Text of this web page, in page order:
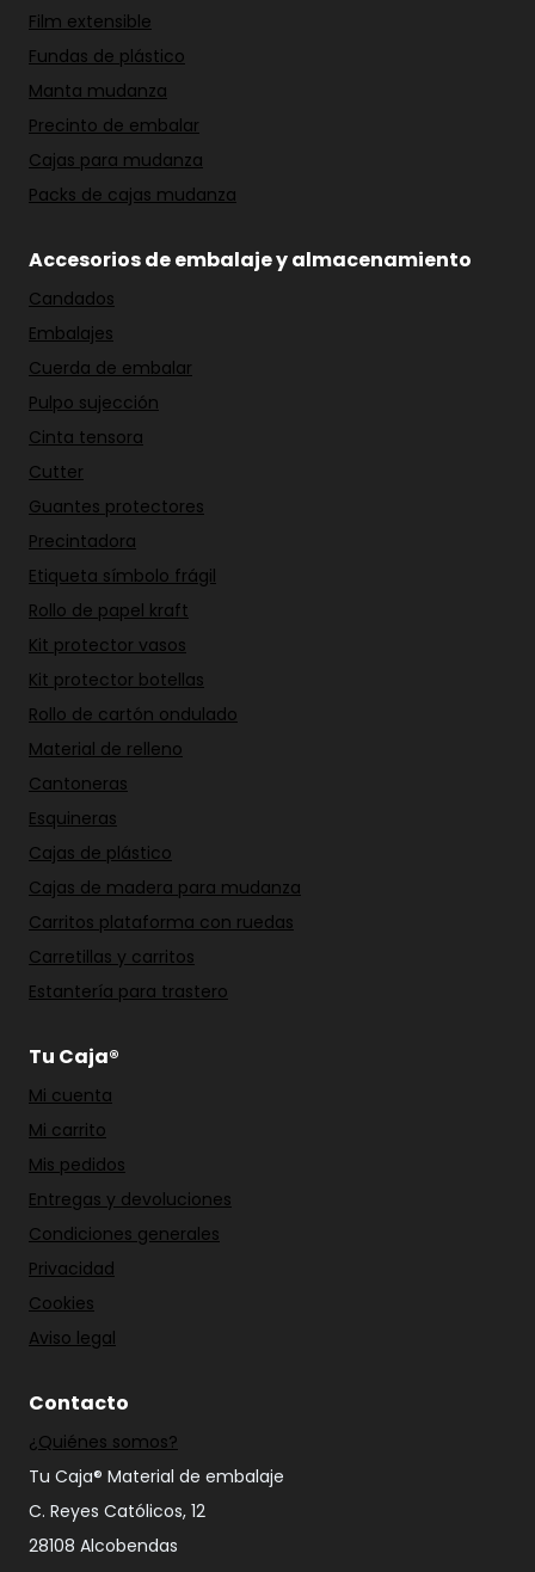
Film extensible
Fundas de plástico
Manta mudanza
Precinto de embalar
Cajas para mudanza
Packs de cajas mudanza
Accesorios de embalaje y almacenamiento
Candados
Embalajes
Cuerda de embalar
Pulpo sujección
Cinta tensora
Cutter
Guantes protectores
Precintadora
Etiqueta símbolo frágil
Rollo de papel kraft
Kit protector vasos
Kit protector botellas
Rollo de cartón ondulado
Material de relleno
Cantoneras
Esquineras
Cajas de plástico
Cajas de madera para mudanza
Carritos plataforma con ruedas
Carretillas y carritos
Estantería para trastero
Tu Caja®
Mi cuenta
Mi carrito
Mis pedidos
Entregas y devoluciones
Condiciones generales
Privacidad
Cookies
Aviso legal
Contacto
¿Quiénes somos?
Tu Caja® Material de embalaje
C. Reyes Católicos, 12
28108 Alcobendas